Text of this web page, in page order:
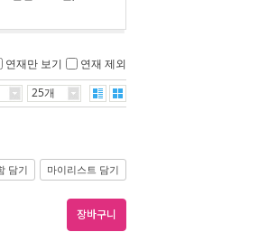
연재만 보기 연재 제외
25개
담기 마이리스트 담기
장바구니